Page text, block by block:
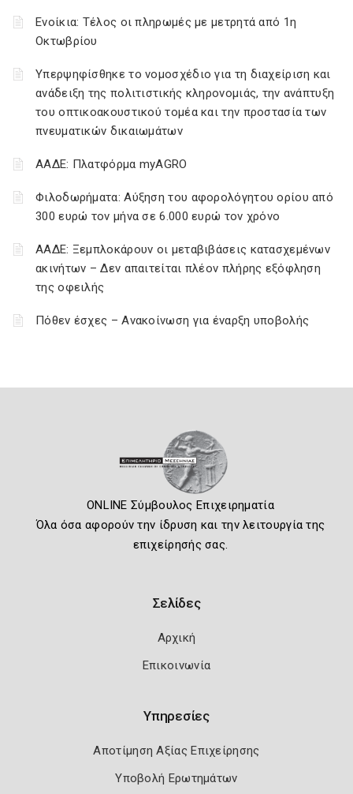
Ενοίκια: Τέλος οι πληρωμές με μετρητά από 1η
Οκτωβρίου
Υπερψηφίσθηκε το νομοσχέδιο για τη διαχείριση και
ανάδειξη της πολιτιστικής κληρονομιάς, την ανάπτυξη
του οπτικοακουστικού τομέα και την προστασία των
πνευματικών δικαιωμάτων
ΑΑΔΕ: Πλατφόρμα myAGRO
Φιλοδωρήματα: Αύξηση του αφορολόγητου ορίου από
300 ευρώ τον μήνα σε 6.000 ευρώ τον χρόνο
ΑΑΔΕ: Ξεμπλοκάρουν οι μεταβιβάσεις κατασχεμένων
ακινήτων – Δεν απαιτείται πλέον πλήρης εξόφληση
της οφειλής
Πόθεν έσχες – Ανακοίνωση για έναρξη υποβολής
ONLINE Σύμβουλος Επιχειρηματία
Όλα όσα αφορούν την ίδρυση και την λειτουργία της
επιχείρησής σας.
Σελίδες
Αρχική
Επικοινωνία
Υπηρεσίες
Αποτίμηση Αξίας Επιχείρησης
Υποβολή Ερωτημάτων